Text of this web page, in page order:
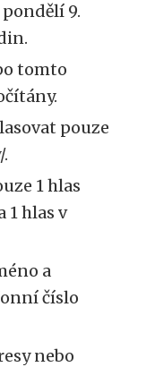
9.
tomto
pouze
1 hlas
hlas v
a
číslo
nebo